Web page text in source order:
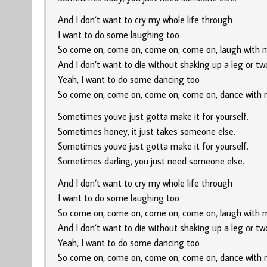
And I don’t want to cry my whole life through
I want to do some laughing too
So come on, come on, come on, come on, laugh with
And I don’t want to die without shaking up a leg or
Yeah, I want to do some dancing too
So come on, come on, come on, come on, dance with
Sometimes youve just gotta make it for yourself.
Sometimes honey, it just takes someone else.
Sometimes youve just gotta make it for yourself.
Sometimes darling, you just need someone else.
And I don’t want to cry my whole life through
I want to do some laughing too
So come on, come on, come on, come on, laugh with
And I don’t want to die without shaking up a leg or
Yeah, I want to do some dancing too
So come on, come on, come on, come on, dance with